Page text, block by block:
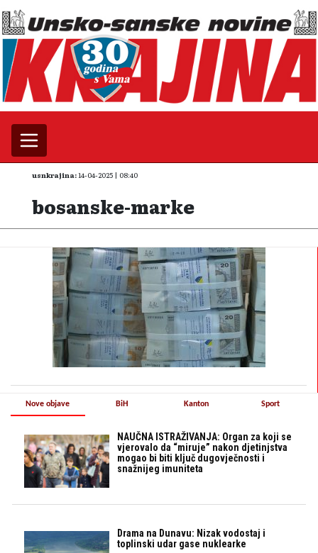
usnkrajina:14-04-2025 | 08:40
bosanske-marke
Nove objave
NAUČNA ISTRAŽIVANJA: Organ za koji se
vjerovalo da “miruje” nakon djetinjstva
mogao bi biti ključ dugovječnosti i
snažnijeg imuniteta
Drama na Dunavu: Nizak vodostaj i
toplinski udar gase nuklearke
BiH Kanton Sport